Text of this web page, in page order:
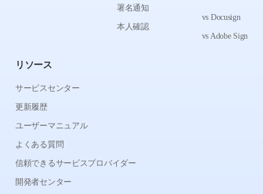
署名通知
本人確認
vs Docusign
vs Adobe Sign
リソース
サービスセンター
更新履歴
ユーザーマニュアル
よくある質問
信頼できるサービスプロバイダー
開発者センター